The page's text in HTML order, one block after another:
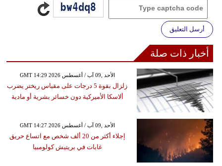
أرسل التعليق
أخبار ذات صلة
GMT 14:29 2026 الأحد ,09 آب / أغسطس
زلزال بقوة 5 درجات على مقياس ريختر يضرب
ألاسكا الأميركية دون خسائر بشرية أو مادية
GMT 14:27 2026 الأحد ,09 آب / أغسطس
إجلاء أكثر من 20 ألف شخص مع اتساع حريق
غابات في بريتيش كولومبيا